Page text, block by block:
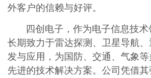
外客户的信赖与好评。
四创电子，作为电子信息技术
长期致力于雷达探测、卫星导航
发与应用，为国防、交通、气象
先进的技术解决方案。公司凭借